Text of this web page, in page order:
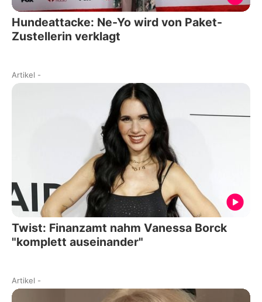
Hundeattacke: Ne-Yo wird von Paket-
Zustellerin verklagt
Artikel -
Twist: Finanzamt nahm Vanessa Borck
"komplett auseinander"
Artikel -